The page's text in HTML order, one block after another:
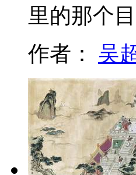
里的那个
作者： 吴